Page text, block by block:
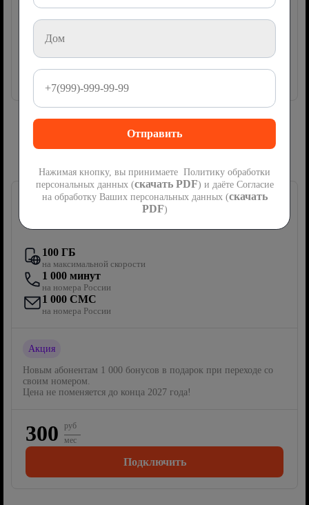
Акция 2 месяца450мес
Далее900
Подключить
Сим-карта Ростелеком с мобильной
Первый мобильный
100 ГБ
на максимальной скорости
1 000 минут
на номера России
1 000 СМС
на номера России
Акция
Новым абонентам 1 000 бонусов в подарок при переходе со
своим номером.
Цена не поменяется до конца 2027 года!
300
руб
мес
Подключить
Нажимая кнопку, вы принимаете Политику обработки
персональных данных (скачать PDF) и даёте Согласие
на обработку Ваших персональных данных (скачать
PDF)